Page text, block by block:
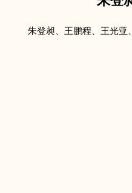
朱登昶、王鹏程、王光亚